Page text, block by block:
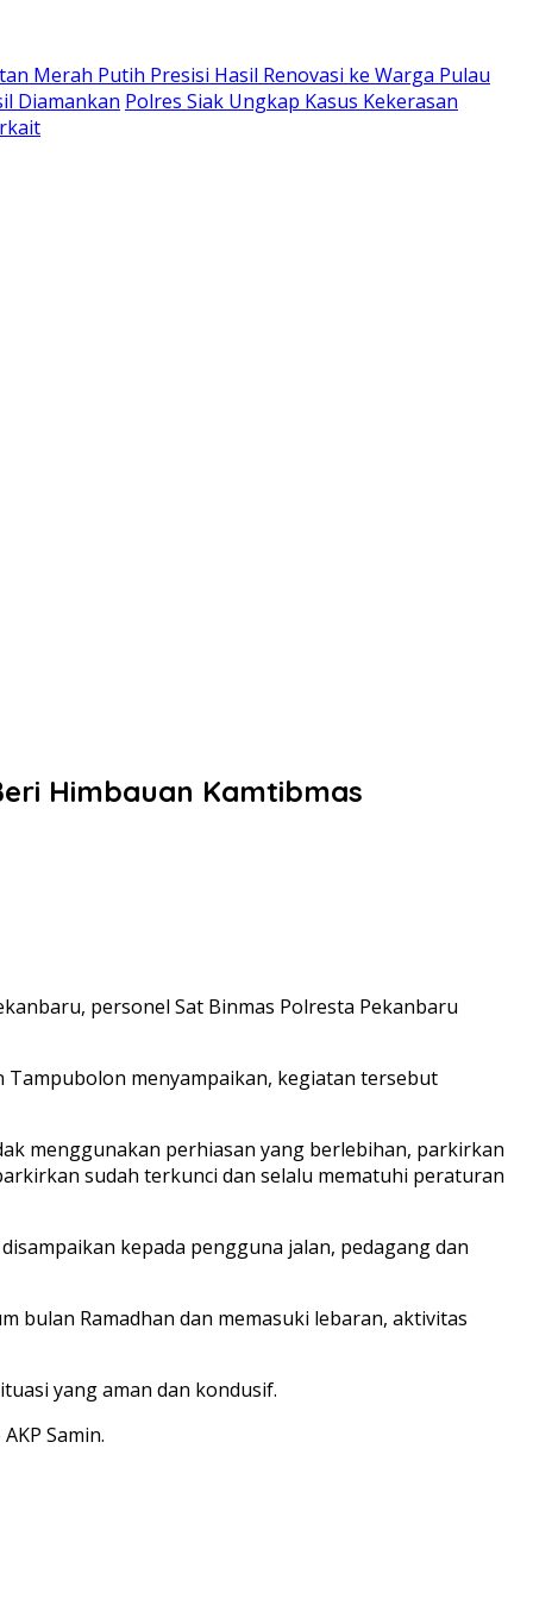
Merah Putih Presisi Hasil Renovasi ke Warga Pulau
Diamankan Polres Siak Ungkap Kasus Kekerasan
Himbauan Kamtibmas
personel Sat Binmas Polresta Pekanbaru
Tampubolon menyampaikan, kegiatan tersebut
menggunakan perhiasan yang berlebihan, parkirkan
sudah terkunci dan selalu mematuhi peraturan
kepada pengguna jalan, pedagang dan
bulan Ramadhan dan memasuki lebaran, aktivitas
yang aman dan kondusif.
Samin.